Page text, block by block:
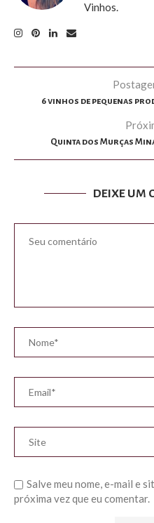
Vinhos.
6 vinhos de pequenas
Quinta dos Murças
DEIXE UM
Salve meu nome, e-mail e
próxima vez que eu comentar.